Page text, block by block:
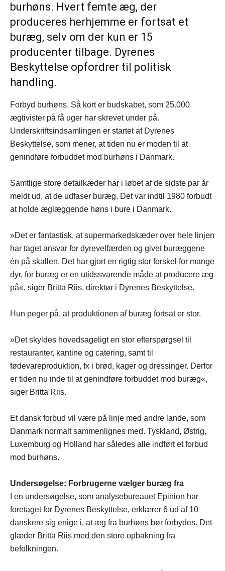
burhøns. Hvert femte æg, der
produceres herhjemme er fortsat et
buræg, selv om der kun er 15
producenter tilbage. Dyrenes
Beskyttelse opfordrer til politisk
handling.
Forbyd burhøns. Så kort er budskabet, som 25.000
ægtivister på få uger har skrevet under på.
Underskriftsindsamlingen er startet af Dyrenes
Beskyttelse, som mener, at tiden nu er moden til at
genindføre forbuddet mod burhøns i Danmark.
Samtlige store detailkæder har i løbet af de sidste par år
meldt ud, at de udfaser buræg. Det var indtil 1980 forbudt
at holde æglæggende høns i bure i Danmark.
»Det er fantastisk, at supermarkedskæder over hele linjen
har taget ansvar for dyrevelfærden og givet buræggene
én på skallen. Det har gjort en rigtig stor forskel for mange
dyr, for buræg er en utidssvarende måde at producere æg
på«, siger Britta Riis, direktør i Dyrenes Beskyttelse.
Hun peger på, at produktionen af buræg fortsat er stor.
»Det skyldes hovedsageligt en stor efterspørgsel til
restauranter, kantine og catering, samt til
fødevareproduktion, fx i brød, kager og dressinger. Derfor
er tiden nu inde til at genindføre forbuddet mod buræg«,
siger Britta Riis.
Et dansk forbud vil være på linje med andre lande, som
Danmark normalt sammenlignes med. Tyskland, Østrig,
Luxemburg og Holland har således alle indført et forbud
mod burhøns.
Undersøgelse: Forbrugerne vælger buræg fra
I en undersøgelse, som analysebureauet Epinion har
foretaget for Dyrenes Beskyttelse, erklærer 6 ud af 10
danskere sig enige i, at æg fra burhøns bør forbydes. Det
glæder Britta Riis med den store opbakning fra
befolkningen.